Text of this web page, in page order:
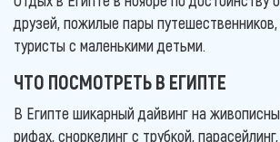
друзей, пожилые пары
туристы с маленькими детьми.
ЧТО ПОСМОТРЕТЬ В ЕГИПТЕ
В Египте шикарный дайвинг на
рифах, сноркелинг с трубкой,